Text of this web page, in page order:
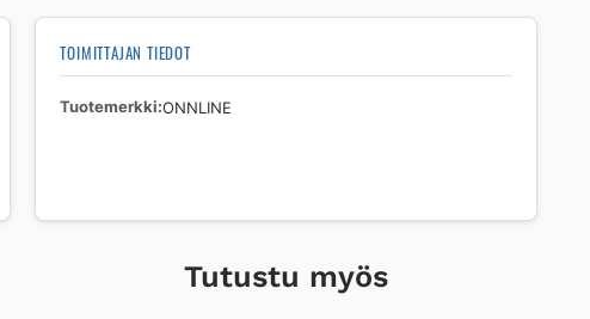
TOIMITTAJAN TIEDOT
Tuotemerkki ONNLINE
Tutustu myös